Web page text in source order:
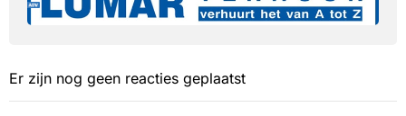
Er zijn nog geen reacties geplaatst